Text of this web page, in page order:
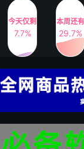
今天仅剩
7.7%
本周还有
29.7%